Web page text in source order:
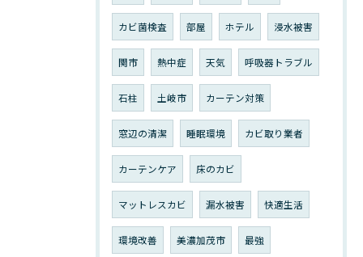
カビ菌検査 部屋 ホテル 浸水被害
関市 熱中症 天気 呼吸器トラブル
石柱 土岐市 カーテン対策
窓辺の清潔 睡眠環境 カビ取り業者
カーテンケア 床のカビ
マットレスカビ 漏水被害 快適生活
環境改善 美濃加茂市 最強